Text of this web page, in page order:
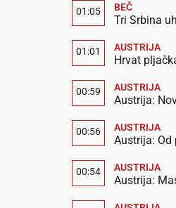
01:05 BEČ
Tri Srbina
01:01 AUSTRIJA
Hrvat
00:59 AUSTRIJA
Austrija:
00:56 AUSTRIJA
Austrija: Od
00:54 AUSTRIJA
Austrija: